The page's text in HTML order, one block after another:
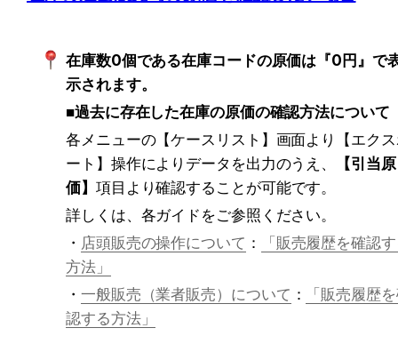
在庫数0個である在庫コードの原価は『0円』で
示されます。
■過去に存在した在庫の原価の確認方法について
各メニューの【ケースリスト】画面より【エク
ート】操作によりデータを出力のうえ、
【引当原
価】 項目より確認することが可能です。
詳しくは、各ガイドをご参照ください。
・ 店頭販売の操作について ： 「販売履歴を確認
方法」
・ 一般販売（業者販売）について ： 「販売履歴
認する方法」